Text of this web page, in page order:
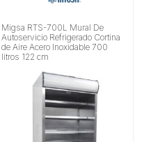
Migsa RTS-700L Mural De
Autoservicio Refrigerado Cortina
de Aire Acero Inoxidable 700
litros 122 cm